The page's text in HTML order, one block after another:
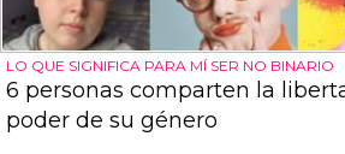
LO QUE SIGNIFICA PARA MÍ SER NO BINARIO
6 personas comparten la
poder de su género